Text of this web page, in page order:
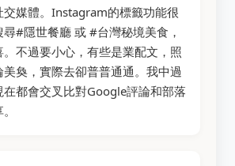
交媒體。Instagram的標籤功能很
#隱世餐廳 或 #台灣秘境美食，
不過要小心，有些是業配文，照
美奐，實際去卻普普通通。我中過
都會交叉比對Google評論和部落